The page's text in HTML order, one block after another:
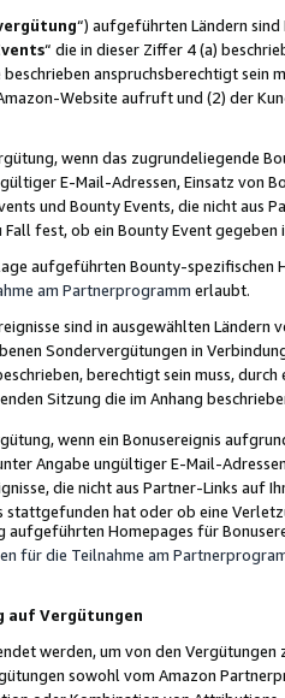
“) aufgeführten Ländern
“ die in dieser Ziffer 4 (a)
anspruchsberechtigt sein
Website aufruft und (2) der
wenn das zugrundeliegende
E-Mail-Adressen, Einsatz von
und Bounty Events, die nicht
Fall fest, ob ein Bounty Event
aufgeführten Bounty-spezifischen
am Partnerprogramm erlaubt.
sind in ausgewählten Ländern
Sondervergütungen in
berechtigt sein muss,
Sitzung die im Anhang
wenn ein Bonusereignis
Angabe ungültiger E-Mail-
die nicht aus Partner-Links auf
stattgefunden hat oder ob eine
aufgeführten Homepages für
für die Teilnahme am
auf Vergütungen
werden, um von den
sowohl vom Amazon